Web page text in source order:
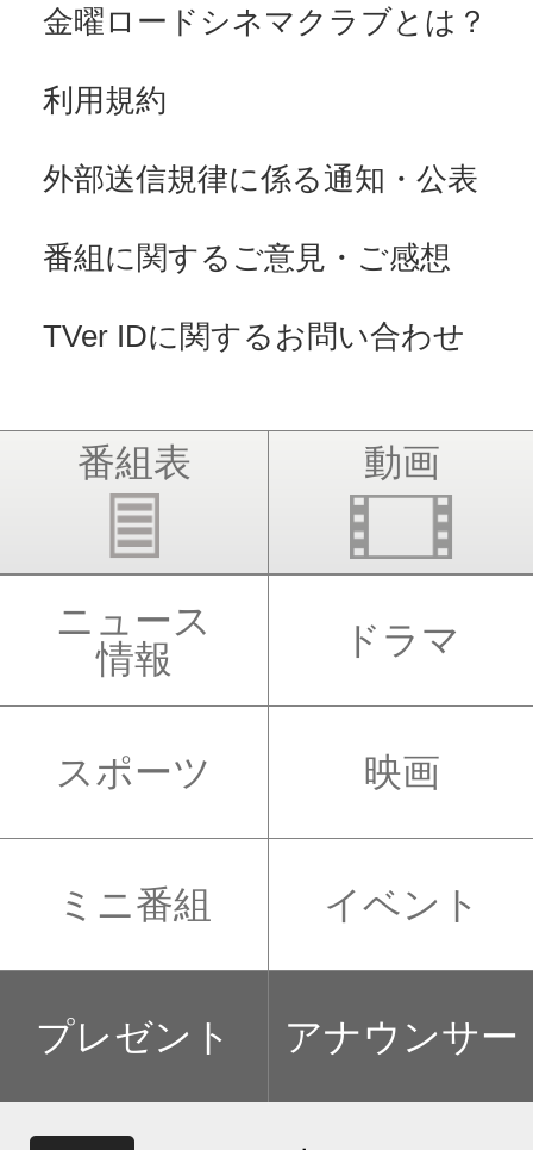
金曜ロードシネマクラブとは？
利用規約
外部送信規律に係る通知・公表
番組に関するご意見・ご感想
TVer IDに関するお問い合わせ
番組表 動画
ニュース
情報
ドラマ
スポーツ 映画
ミニ番組 イベント
プレゼント アナウンサー